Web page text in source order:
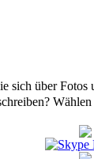
sich über Fotos
Wählen